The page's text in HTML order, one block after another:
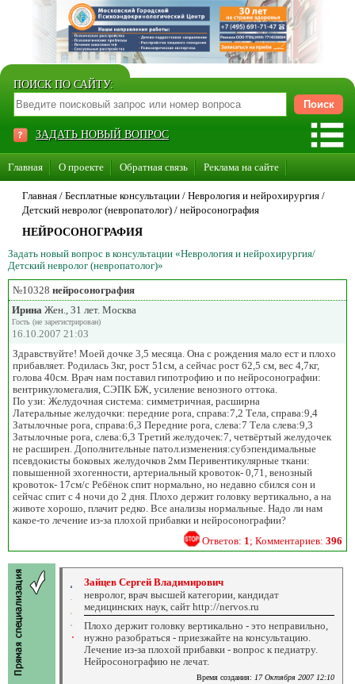
ПОИСК ПО САЙТУ:
ЗАДАТЬ НОВЫЙ ВОПРОС
Главная О проекте Обратная связь Реклама на сайте
Стать консультантом нашего сайта
Суперакция «Каждому врачу свой сайт»
Главная / Бесплатные консультации / Неврология и нейрохирургия /
Детский невролог (невропатолог) / нейросонография
НЕЙРОСОНОГРАФИЯ
Задать новый вопрос в консультации «Неврология и нейрохирургия/
Детский невролог (невропатолог)»
№10328 нейросонография
Ирина Жен., 31 лет. Москва
Гость (не зарегистрирован)
16.10.2007 21:03
Здравствуйте! Моей дочке 3,5 месяца. Она с рождения мало ест и плохо
прибавляет. Родилась 3кг, рост 51см, а сейчас рост 62,5 см, вес 4,7кг,
голова 40см. Врач нам поставил гипотрофию и по нейросонографии:
вентрикуломегалия, СЭПК БЖ, усиление венозного оттока.
По узи: Желудочная система: симметричная, расширна
Латеральные желудочки: передние рога, справа:7,2 Тела, справа:9,4
Затылочные рога, справа:6,3 Передние рога, слева:7 Тела слева:9,3
Затылочные рога, слева:6,3 Третий желудочек:7, четвёртый желудочек
не расширен. Дополнительные патол.изменения:субэпендимальные
псевдокисты боковых желудочков 2мм Перивентикулярные ткани:
повышенной эхогенности, артериальный кровоток- 0,71, венозный
кровоток- 17см/с Ребёнок спит нормально, но недавно сбился сон и
сейчас спит с 4 ночи до 2 дня. Плохо держит головку вертикально, а на
животе хорошо, плачит редко. Все анализы нормальные. Надо ли нам
какое-то лечение из-за плохой прибавки и нейросонографии?
Ответов: 1 ; Комментариев: 396
Зайцев Сергей Владимирович
невролог, врач высшей категории, кандидат
медицинских наук, сайт http://nervos.ru
Плохо держит головку вертикально - это неправильно,
нужно разобраться - приезжайте на консультацию.
Лечение из-за плохой прибавки - вопрос к педиатру.
Нейросонографию не лечат.
Время создания: 17 Октября 2007 12:10